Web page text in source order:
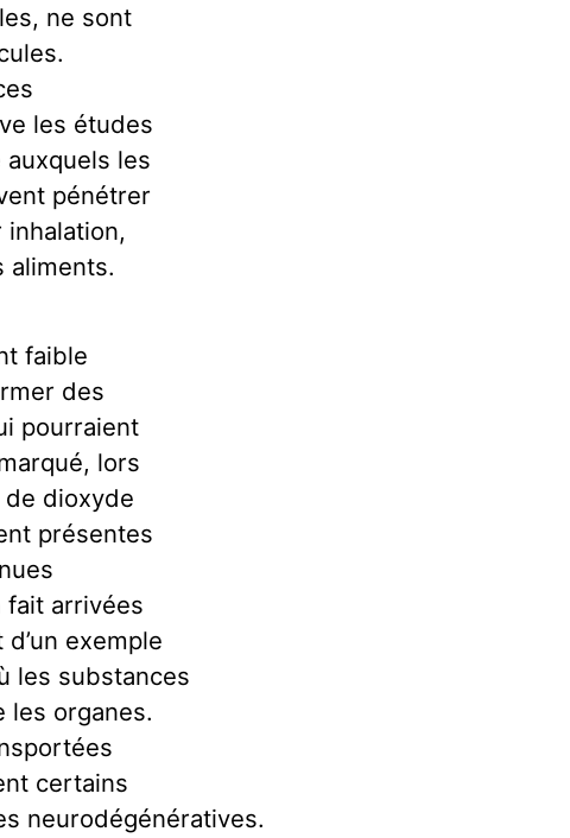
ne sont
les études
les
pénétrer
aliments.
faible
des
pourraient
lors
de dioxyde
présentes
fait arrivées
exemple
les substances
les organes.
certains
neurodégénératives.